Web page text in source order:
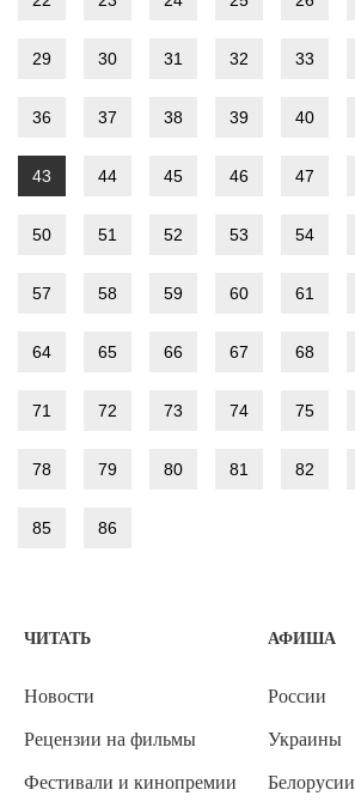
29 30 31 32 33
36 37 38 39 40
43 44 45 46 47
50 51 52 53 54
57 58 59 60 61
64 65 66 67 68
71 72 73 74 75
78 79 80 81 82
85 86
ЧИТАТЬ
Новости
Рецензии на фильмы
Фестивали и кинопремии
АФИША
России
Украины
Белорусии